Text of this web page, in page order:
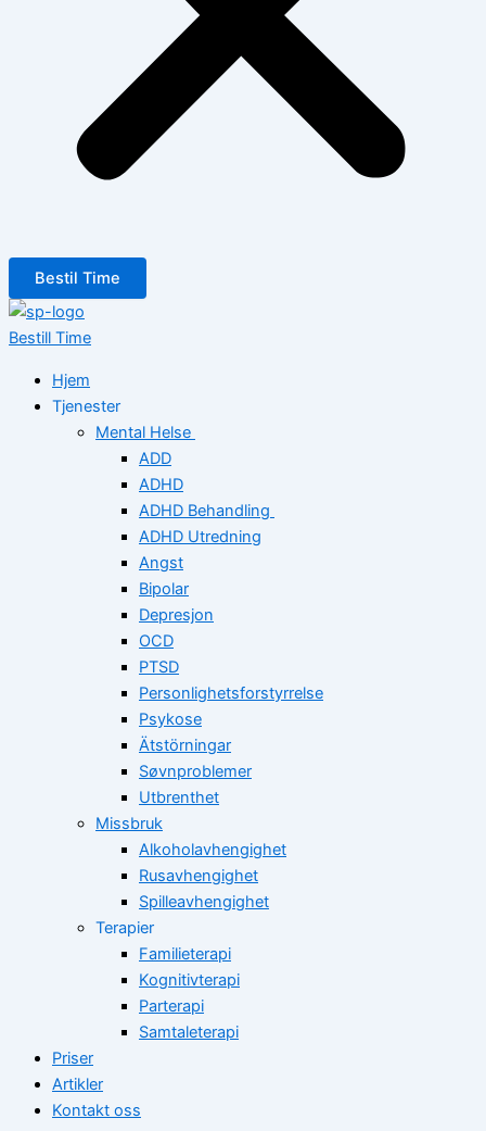
Bestil Time
Bestill Time
Hjem
Tjenester
Mental Helse
ADD
ADHD
ADHD Behandling
ADHD Utredning
Angst
Bipolar
Depresjon
OCD
PTSD
Personlighetsforstyrrelse
Psykose
Ätstörningar
Søvnproblemer
Utbrenthet
Missbruk
Alkoholavhengighet
Rusavhengighet
Spilleavhengighet
Terapier
Familieterapi
Kognitivterapi
Parterapi
Samtaleterapi
Priser
Artikler
Kontakt oss